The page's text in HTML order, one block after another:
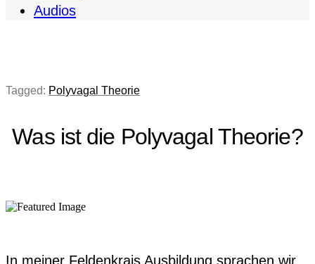
Audios
Tagged: Polyvagal Theorie
Was ist die Polyvagal Theorie?
In meiner Feldenkrais Ausbildung sprachen wir